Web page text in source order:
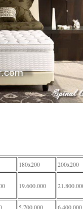
180x200 200x200
19.600.000
5.700.000
6.400.000